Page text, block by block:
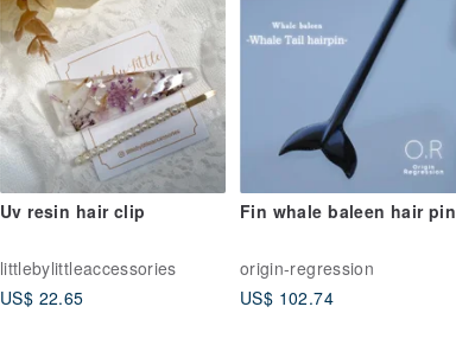
Uv resin hair clip
littlebylittleaccessories
US$ 22.65
Fin whale baleen hair pin
origin-regression
US$ 102.74